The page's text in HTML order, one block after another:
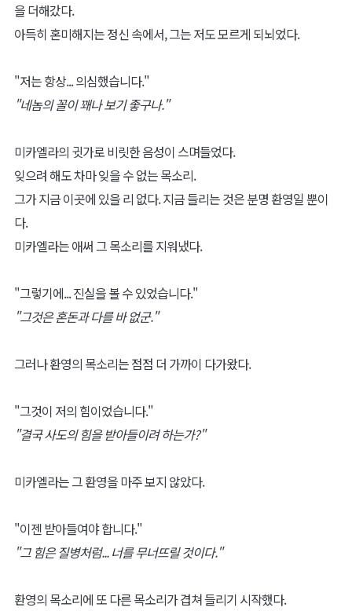
을 더해갔다.
아득히 혼미해지는 정신 속에서, 그는 저도 모르게 되뇌었다.
"저는 항상... 의심했습니다."
"네놈의 꼴이 꽤나 보기 좋구나."
미카엘라의 귓가로 비릿한 음성이 스며들었다.
잊으려 해도 차마 잊을 수 없는 목소리.
그가 지금 이곳에 있을 리 없다. 지금 들리는 것은 분명 환영일 뿐이
다.
미카엘라는 애써 그 목소리를 지워냈다.
"그렇기에... 진실을 볼 수 있었습니다."
"그것은 혼돈과 다를 바 없군."
그러나 환영의 목소리는 점점 더 가까이 다가왔다.
"그것이 저의 힘이었습니다."
"결국 사도의 힘을 받아들이려 하는가?"
미카엘라는 그 환영을 마주 보지 않았다.
"이젠 받아들여야 합니다."
"그 힘은 질병처럼... 너를 무너뜨릴 것이다."
환영의 목소리에 또 다른 목소리가 겹쳐 들리기 시작했다.